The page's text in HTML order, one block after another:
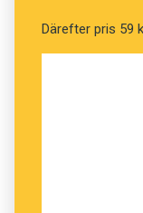
Därefter pris 59